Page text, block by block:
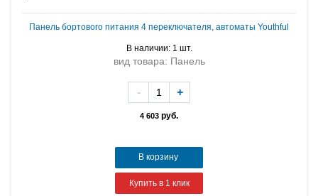
Панель бортового питания 4 переключателя, автоматы Youthful
В наличии: 1 шт.
вид товара: Панель
4 603 руб.
- +
В корзину
Купить в 1 клик